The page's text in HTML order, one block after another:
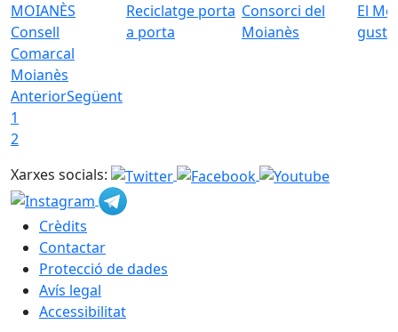
Consell
Comarcal
Moianès
Reciclatge porta
a porta
Consorci del
Moianès
El
gust
AnteriorSegüent
1
2
Xarxes socials:
Crèdits
Contactar
Protecció de dades
Avís legal
Accessibilitat